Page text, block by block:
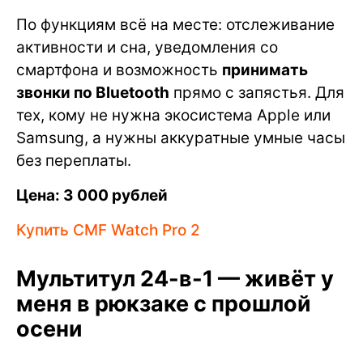
По функциям всё на месте: отслеживание
активности и сна, уведомления со
смартфона и возможность принимать
звонки по Bluetooth прямо с запястья. Для
тех, кому не нужна экосистема Apple или
Samsung, а нужны аккуратные умные часы
без переплаты.
Цена: 3 000 рублей
Купить CMF Watch Pro 2
Мультитул 24-в-1 — живёт у
меня в рюкзаке с прошлой
осени